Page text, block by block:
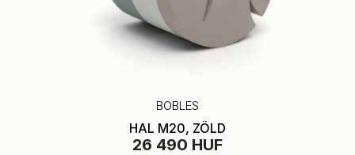
BOBLES
HAL M20, ZÖLD
26 490 HUF